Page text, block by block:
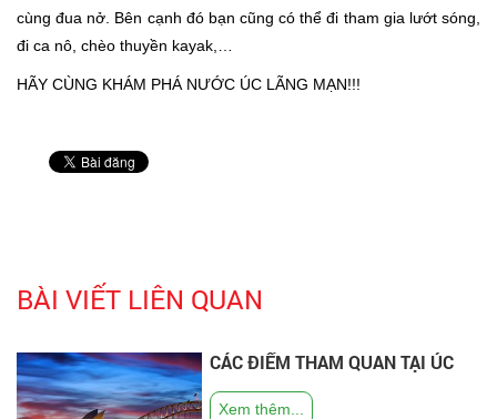
cùng đua nở. Bên cạnh đó bạn cũng có thể đi tham gia lướt sóng,
đi ca nô, chèo thuyền kayak,…
HÃY CÙNG KHÁM PHÁ NƯỚC ÚC LÃNG MẠN!!!
BÀI VIẾT LIÊN QUAN
CÁC ĐIỂM THAM QUAN TẠI ÚC
Xem thêm...